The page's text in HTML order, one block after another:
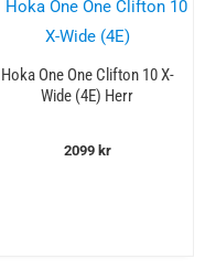
Hoka One One Clifton 10 X-
Wide (4E) Herr
2099 kr